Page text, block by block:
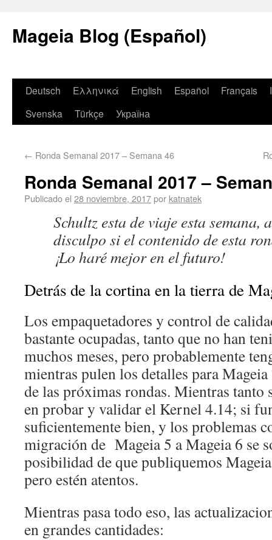
Mageia Blog (Español)
Deutsch Ελληνικά English Español Français
Svenska
Türkçe Україна
← Ronda Semanal 2017 – Semana 46
Ronda Semanal 2017 –
Publicado el 28 noviembre, 2017por katnatek
Schultz esta de viaje esta semana,
disculpo si el contenido de esta
¡Lo haré mejor en el futuro!
Detrás de la cortina en la tierra de
Los empaquetadores y control de
bastante ocupadas, tanto que no han
muchos meses, pero probablemente
mientras pulen los detalles para
de las próximas rondas. Mientras tanto
en probar y validar el Kernel 4.14; si
suficientemente bien, y los problemas
migración de Mageia 5 a Mageia 6 se
posibilidad de que publiquemos
pero estén atentos.
Mientras pasa todo eso, las
en grandes cantidades: